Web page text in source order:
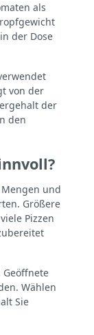
als
der Dose
von der
der
den
und
Größere
Pizzen
Wählen
Sie